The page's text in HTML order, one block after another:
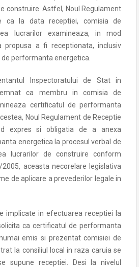
construire. Astfel, Noul Regulament
ca la data receptiei, comisia de
lucrarilor examineaza, in mod
propusa a fi receptionata, inclusiv
performanta energetica.
Inspectoratului de Stat in
ca membru in comisia de
certificatul de performanta
Noul Regulament de Receptie
expres si obligatia de a anexa
energetica la procesul verbal de
lucrarilor de construire conform
aceasta necorelare legislativa
de aplicare a prevederilor legale in
implicate in efectuarea receptiei la
ca certificatul de performanta
emis si prezentat comisiei de
la consiliul local in raza caruia se
supune receptiei. Desi la nivelul